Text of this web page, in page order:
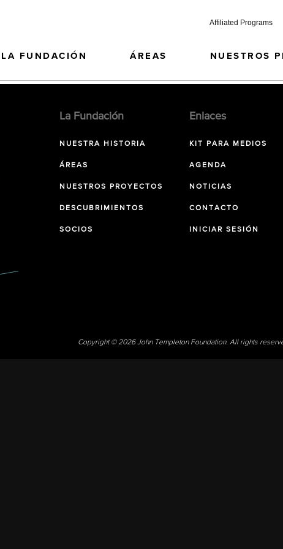
Affiliated Programs
LA FUNDACIÓN ÁREAS NUESTROS
La Fundación
NUESTRA HISTORIA
ÁREAS
NUESTROS PROYECTOS
DESCUBRIMIENTOS
SOCIOS
Enlaces
KIT PARA MEDIOS
AGENDA
NOTICIAS
CONTACTO
INICIAR SESIÓN
Copyright © 2026 John Templeton Foundation. All rights